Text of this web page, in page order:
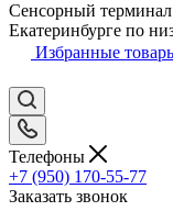
Сенсорный
Екатеринбурге по
Избранные
Телефоны
+7 (950) 170-55-77
Заказать звонок